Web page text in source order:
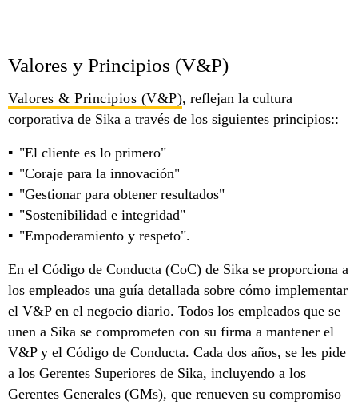
Valores y Principios (V&P)
Valores & Principios (V&P), reflejan la cultura
corporativa de Sika a través de los siguientes principios::
"El cliente es lo primero"
"Coraje para la innovación"
"Gestionar para obtener resultados"
"Sostenibilidad e integridad"
"Empoderamiento y respeto".
En el Código de Conducta (CoC) de Sika se proporciona a
los empleados una guía detallada sobre cómo implementar
el V&P en el negocio diario. Todos los empleados que se
unen a Sika se comprometen con su firma a mantener el
V&P y el Código de Conducta. Cada dos años, se les pide
a los Gerentes Superiores de Sika, incluyendo a los
Gerentes Generales (GMs), que renueven su compromiso